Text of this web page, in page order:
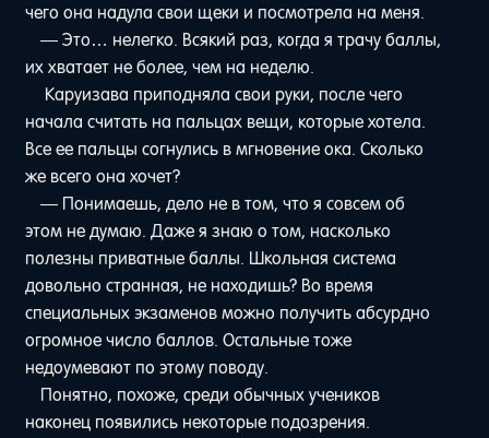
чего она надула свои щеки и посмотрела на меня.
— Это… нелегко. Всякий раз, когда я трачу баллы,
их хватает не более, чем на неделю.
Каруизава приподняла свои руки, после чего
начала считать на пальцах вещи, которые хотела.
Все ее пальцы согнулись в мгновение ока. Сколько
же всего она хочет?
— Понимаешь, дело не в том, что я совсем об
этом не думаю. Даже я знаю о том, насколько
полезны приватные баллы. Школьная система
довольно странная, не находишь? Во время
специальных экзаменов можно получить абсурдно
огромное число баллов. Остальные тоже
недоумевают по этому поводу.
Понятно, похоже, среди обычных учеников
наконец появились некоторые подозрения.